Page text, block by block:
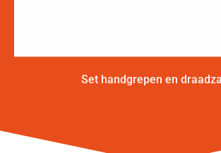
Set handgrepen en